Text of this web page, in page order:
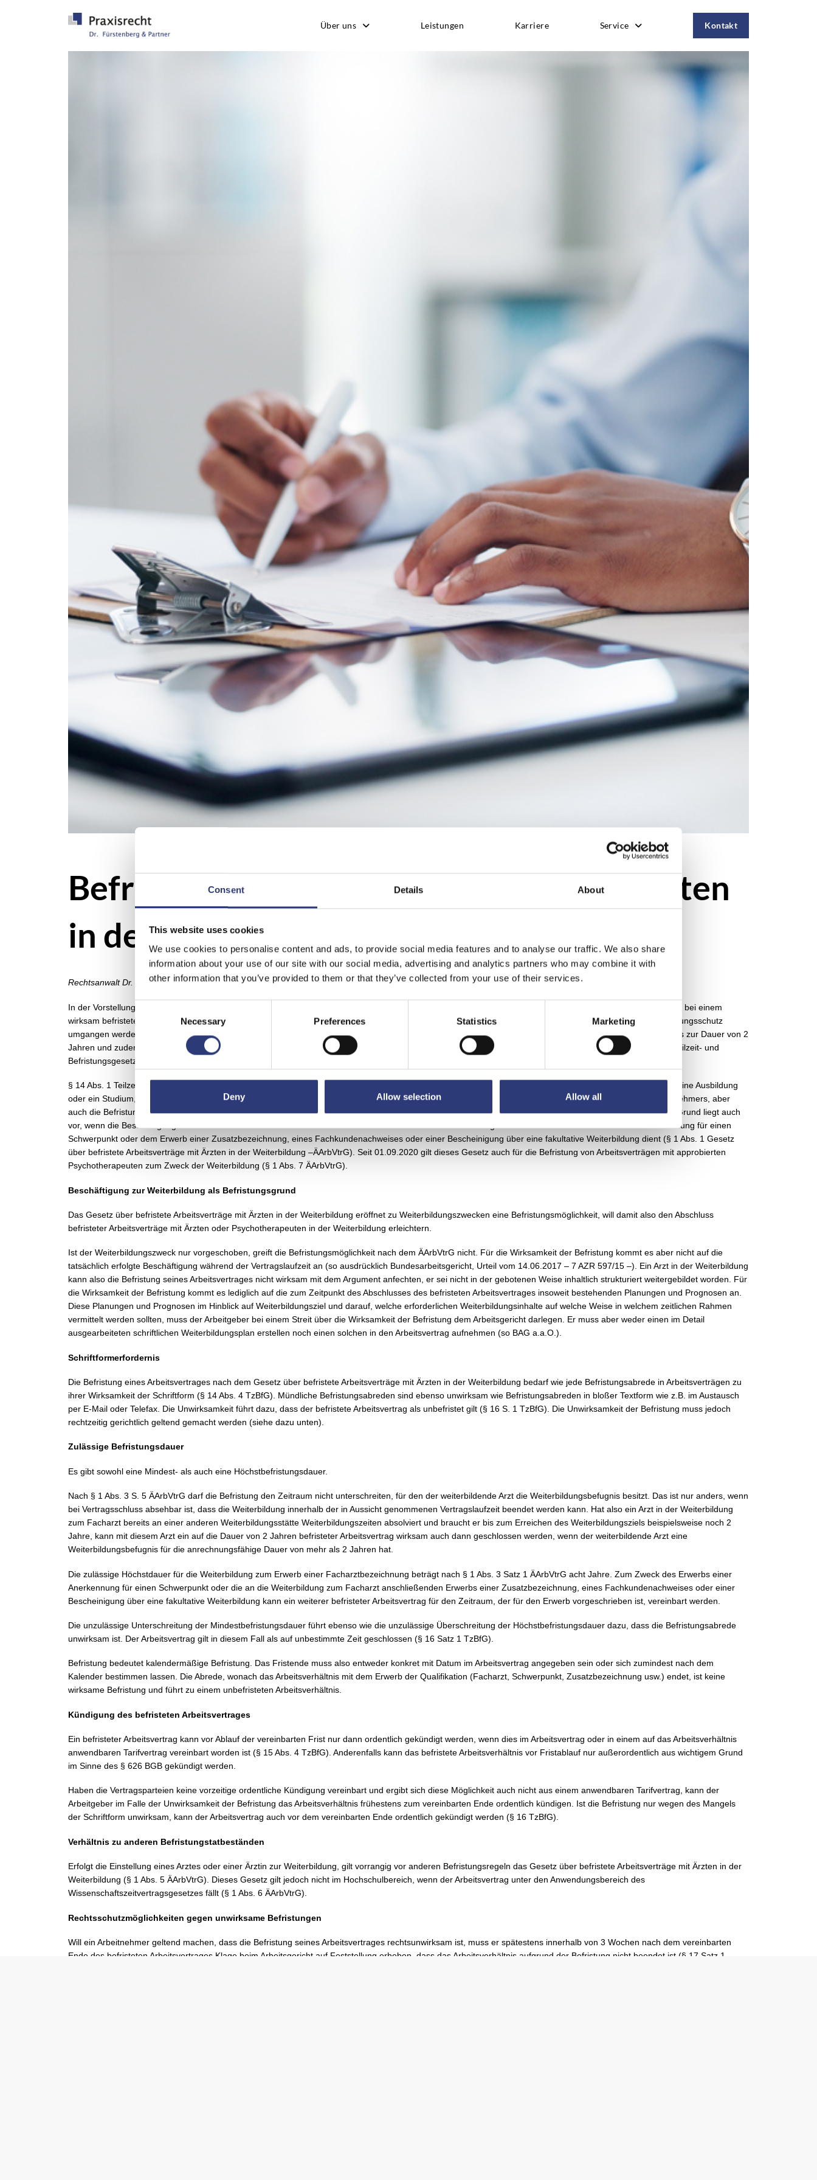
Consent Details About
This website uses cookies
We use cookies to personalise content and ads, to provide social media features and to analyse our traffic. We also share
information about your use of our site with our social media, advertising and analytics partners who may combine it with
other information that you’ve provided to them or that they’ve collected from your use of their services.
Consent
Selection
Necessary Preferences Statistics Marketing
Deny Allow selection Allow all
Über uns Leistungen Karriere Service Kontakt
Befristung von Arbeitsverträgen mit Ärzten
in der Weiterbildung
Rechtsanwalt Dr. Bernhard Debong
In der Vorstellung des Gesetzgebers ist der unbefristete Arbeitsvertrag der Regelfall und der befristete der nur mit Einschränkungen zulässige Ausnahmefall. Da bei einem
wirksam befristeten Arbeitsvertrag das Arbeitsverhältnis mit Fristablauf endet, ohne dass Beendigungsgründe geprüft werden, könnte mit der Befristung Kündigungsschutz
umgangen werden. Vor diesem Hintergrund gilt: Ohne einen gesetzlich anerkannten Sachgrund ist die kalendermäßige Befristung eines Arbeitsvertrages nur bis zur Dauer von 2
Jahren und zudem nur zulässig, wenn mit demselben Arbeitgeber zuvor noch kein befristetes oder unbefristetes Arbeitsverhältnis bestanden hat (§ 14 Abs. 2 Teilzeit- und
Befristungsgesetz).
§ 14 Abs. 1 Teilzeit- und Befristungsgesetz enthält eine Aufzählung zulässiger Befristungsgründe. Dazu gehören beispielsweise die Befristung im Anschluss an eine Ausbildung
oder ein Studium, um den Übergang des Arbeitnehmers in eine Anschlussbeschäftigung zu erleichtern, die Beschäftigung zur Vertretung eines anderen Arbeitnehmers, aber
auch die Befristung im Rahmen eines gerichtlichen Vergleichs. Ein die Befristung eines Arbeitsvertrages mit einem Arzt/einer Ärztin rechtfertigender sachlicher Grund liegt auch
vor, wenn die Beschäftigung des Arztes/der Ärztin seiner/ihrer zeitlich und inhaltlich strukturierten Weiterbildung zum Facharzt oder dem Erwerb einer Anerkennung für einen
Schwerpunkt oder dem Erwerb einer Zusatzbezeichnung, eines Fachkundenachweises oder einer Bescheinigung über eine fakultative Weiterbildung dient (§ 1 Abs. 1 Gesetz
über befristete Arbeitsverträge mit Ärzten in der Weiterbildung –ÄArbVtrG). Seit 01.09.2020 gilt dieses Gesetz auch für die Befristung von Arbeitsverträgen mit approbierten
Psychotherapeuten zum Zweck der Weiterbildung (§ 1 Abs. 7 ÄArbVtrG).
Beschäftigung zur Weiterbildung als Befristungsgrund
Das Gesetz über befristete Arbeitsverträge mit Ärzten in der Weiterbildung eröffnet zu Weiterbildungszwecken eine Befristungsmöglichkeit, will damit also den Abschluss
befristeter Arbeitsverträge mit Ärzten oder Psychotherapeuten in der Weiterbildung erleichtern.
Ist der Weiterbildungszweck nur vorgeschoben, greift die Befristungsmöglichkeit nach dem ÄArbVtrG nicht. Für die Wirksamkeit der Befristung kommt es aber nicht auf die
tatsächlich erfolgte Beschäftigung während der Vertragslaufzeit an (so ausdrücklich Bundesarbeitsgericht, Urteil vom 14.06.2017 – 7 AZR 597/15 –). Ein Arzt in der Weiterbildung
kann also die Befristung seines Arbeitsvertrages nicht wirksam mit dem Argument anfechten, er sei nicht in der gebotenen Weise inhaltlich strukturiert weitergebildet worden. Für
die Wirksamkeit der Befristung kommt es lediglich auf die zum Zeitpunkt des Abschlusses des befristeten Arbeitsvertrages insoweit bestehenden Planungen und Prognosen an.
Diese Planungen und Prognosen im Hinblick auf Weiterbildungsziel und darauf, welche erforderlichen Weiterbildungsinhalte auf welche Weise in welchem zeitlichen Rahmen
vermittelt werden sollten, muss der Arbeitgeber bei einem Streit über die Wirksamkeit der Befristung dem Arbeitsgericht darlegen. Er muss aber weder einen im Detail
ausgearbeiteten schriftlichen Weiterbildungsplan erstellen noch einen solchen in den Arbeitsvertrag aufnehmen (so BAG a.a.O.).
Schriftformerfordernis
Die Befristung eines Arbeitsvertrages nach dem Gesetz über befristete Arbeitsverträge mit Ärzten in der Weiterbildung bedarf wie jede Befristungsabrede in Arbeitsverträgen zu
ihrer Wirksamkeit der Schriftform (§ 14 Abs. 4 TzBfG). Mündliche Befristungsabreden sind ebenso unwirksam wie Befristungsabreden in bloßer Textform wie z.B. im Austausch
per E-Mail oder Telefax. Die Unwirksamkeit führt dazu, dass der befristete Arbeitsvertrag als unbefristet gilt (§ 16 S. 1 TzBfG). Die Unwirksamkeit der Befristung muss jedoch
rechtzeitig gerichtlich geltend gemacht werden (siehe dazu unten).
Zulässige Befristungsdauer
Es gibt sowohl eine Mindest- als auch eine Höchstbefristungsdauer.
Nach § 1 Abs. 3 S. 5 ÄArbVtrG darf die Befristung den Zeitraum nicht unterschreiten, für den der weiterbildende Arzt die Weiterbildungsbefugnis besitzt. Das ist nur anders, wenn
bei Vertragsschluss absehbar ist, dass die Weiterbildung innerhalb der in Aussicht genommenen Vertragslaufzeit beendet werden kann. Hat also ein Arzt in der Weiterbildung
zum Facharzt bereits an einer anderen Weiterbildungsstätte Weiterbildungszeiten absolviert und braucht er bis zum Erreichen des Weiterbildungsziels beispielsweise noch 2
Jahre, kann mit diesem Arzt ein auf die Dauer von 2 Jahren befristeter Arbeitsvertrag wirksam auch dann geschlossen werden, wenn der weiterbildende Arzt eine
Weiterbildungsbefugnis für die anrechnungsfähige Dauer von mehr als 2 Jahren hat.
Die zulässige Höchstdauer für die Weiterbildung zum Erwerb einer Facharztbezeichnung beträgt nach § 1 Abs. 3 Satz 1 ÄArbVtrG acht Jahre. Zum Zweck des Erwerbs einer
Anerkennung für einen Schwerpunkt oder die an die Weiterbildung zum Facharzt anschließenden Erwerbs einer Zusatzbezeichnung, eines Fachkundenachweises oder einer
Bescheinigung über eine fakultative Weiterbildung kann ein weiterer befristeter Arbeitsvertrag für den Zeitraum, der für den Erwerb vorgeschrieben ist, vereinbart werden.
Die unzulässige Unterschreitung der Mindestbefristungsdauer führt ebenso wie die unzulässige Überschreitung der Höchstbefristungsdauer dazu, dass die Befristungsabrede
unwirksam ist. Der Arbeitsvertrag gilt in diesem Fall als auf unbestimmte Zeit geschlossen (§ 16 Satz 1 TzBfG).
Befristung bedeutet kalendermäßige Befristung. Das Fristende muss also entweder konkret mit Datum im Arbeitsvertrag angegeben sein oder sich zumindest nach dem
Kalender bestimmen lassen. Die Abrede, wonach das Arbeitsverhältnis mit dem Erwerb der Qualifikation (Facharzt, Schwerpunkt, Zusatzbezeichnung usw.) endet, ist keine
wirksame Befristung und führt zu einem unbefristeten Arbeitsverhältnis.
Kündigung des befristeten Arbeitsvertrages
Ein befristeter Arbeitsvertrag kann vor Ablauf der vereinbarten Frist nur dann ordentlich gekündigt werden, wenn dies im Arbeitsvertrag oder in einem auf das Arbeitsverhältnis
anwendbaren Tarifvertrag vereinbart worden ist (§ 15 Abs. 4 TzBfG). Anderenfalls kann das befristete Arbeitsverhältnis vor Fristablauf nur außerordentlich aus wichtigem Grund
im Sinne des § 626 BGB gekündigt werden.
Haben die Vertragsparteien keine vorzeitige ordentliche Kündigung vereinbart und ergibt sich diese Möglichkeit auch nicht aus einem anwendbaren Tarifvertrag, kann der
Arbeitgeber im Falle der Unwirksamkeit der Befristung das Arbeitsverhältnis frühestens zum vereinbarten Ende ordentlich kündigen. Ist die Befristung nur wegen des Mangels
der Schriftform unwirksam, kann der Arbeitsvertrag auch vor dem vereinbarten Ende ordentlich gekündigt werden (§ 16 TzBfG).
Verhältnis zu anderen Befristungstatbeständen
Erfolgt die Einstellung eines Arztes oder einer Ärztin zur Weiterbildung, gilt vorrangig vor anderen Befristungsregeln das Gesetz über befristete Arbeitsverträge mit Ärzten in der
Weiterbildung (§ 1 Abs. 5 ÄArbVtrG). Dieses Gesetz gilt jedoch nicht im Hochschulbereich, wenn der Arbeitsvertrag unter den Anwendungsbereich des
Wissenschaftszeitvertragsgesetzes fällt (§ 1 Abs. 6 ÄArbVtrG).
Rechtsschutzmöglichkeiten gegen unwirksame Befristungen
Will ein Arbeitnehmer geltend machen, dass die Befristung seines Arbeitsvertrages rechtsunwirksam ist, muss er spätestens innerhalb von 3 Wochen nach dem vereinbarten
Ende des befristeten Arbeitsvertrages Klage beim Arbeitsgericht auf Feststellung erheben, dass das Arbeitsverhältnis aufgrund der Befristung nicht beendet ist (§ 17 Satz 1